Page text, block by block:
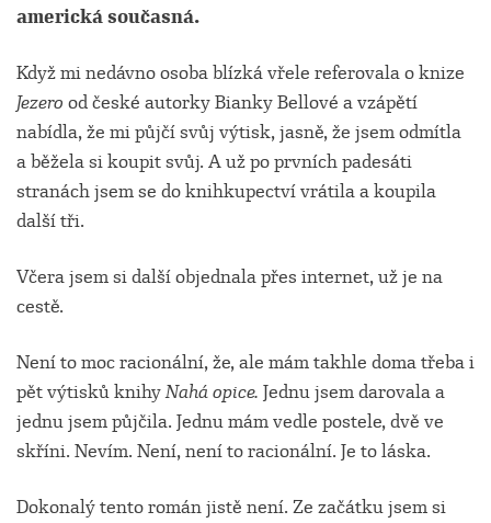
americká současná.
Když mi nedávno osoba blízká vřele referovala o knize
Jezero od české autorky Bianky Bellové a vzápětí
nabídla, že mi půjčí svůj výtisk, jasně, že jsem odmítla
a běžela si koupit svůj. A už po prvních padesáti
stranách jsem se do knihkupectví vrátila a koupila
další tři.
Včera jsem si další objednala přes internet, už je na
cestě.
Není to moc racionální, že, ale mám takhle doma třeba i
pět výtisků knihyNahá opice. Jednu jsem darovala a
jednu jsem půjčila. Jednu mám vedle postele, dvě ve
skříni. Nevím. Není, není to racionální. Je to láska.
Dokonalý tento román jistě není. Ze začátku jsem si